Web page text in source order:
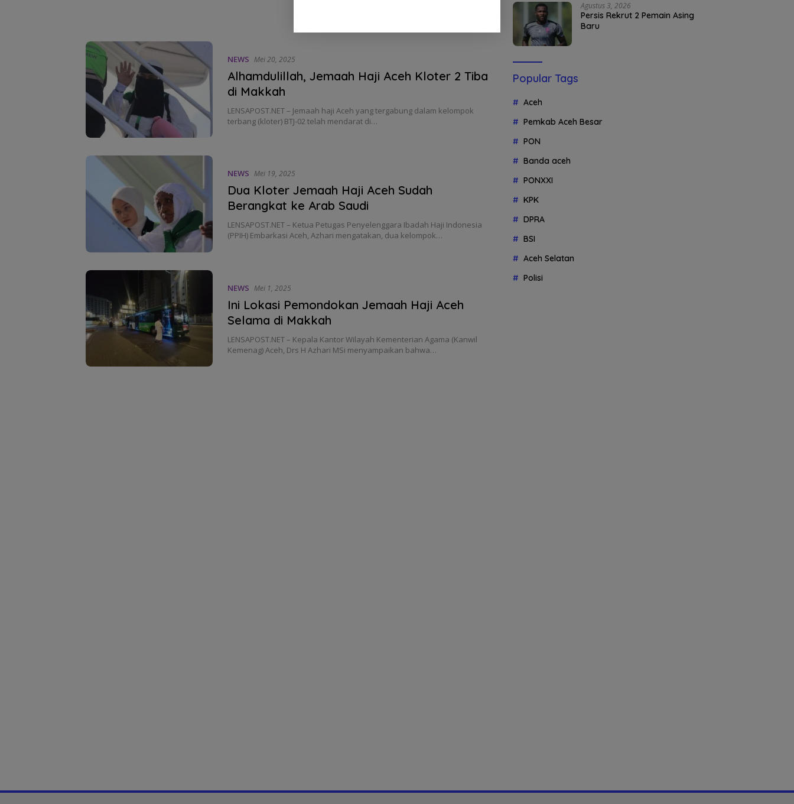
NEWS Mei 20, 2025
Alhamdulillah, Jemaah Haji Aceh Kloter 2 Tiba
di Makkah
LENSAPOST.NET – Jemaah haji Aceh yang tergabung dalam kelompok
terbang (kloter) BTJ-02 telah mendarat di…
NEWS Mei 19, 2025
Dua Kloter Jemaah Haji Aceh Sudah
Berangkat ke Arab Saudi
LENSAPOST.NET – Ketua Petugas Penyelenggara Ibadah Haji Indonesia
(PPIH) Embarkasi Aceh, Azhari mengatakan, dua kelompok…
NEWS Mei 1, 2025
Ini Lokasi Pemondokan Jemaah Haji Aceh
Selama di Makkah
LENSAPOST.NET – Kepala Kantor Wilayah Kementerian Agama (Kanwil
Kemenag) Aceh, Drs H Azhari MSi menyampaikan bahwa…
Agustus 3, 2026
Persis Rekrut 2 Pemain Asing
Baru
Popular Tags
Aceh
Pemkab Aceh Besar
PON
Banda aceh
PONXXI
KPK
DPRA
BSI
Aceh Selatan
Polisi